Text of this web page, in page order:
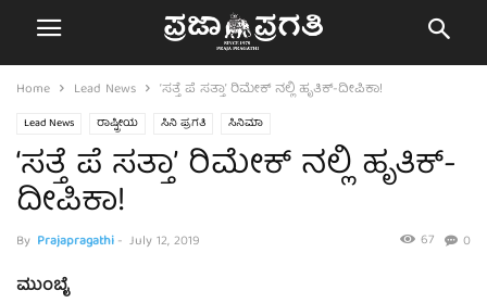
Home Lead News ‘ಸತ್ತೆ ಪೆ ಸತ್ತಾ’ ರಿಮೇಕ್ ನಲ್ಲಿ ಹೃತಿಕ್-ದೀಪಿಕಾ!
Lead News ರಾಷ್ಟ್ರೀಯ ಸಿನಿ ಪ್ರಗತಿ ಸಿನಿಮಾ
‘ಸತ್ತೆ ಪೆ ಸತ್ತಾ’ ರಿಮೇಕ್ ನಲ್ಲಿ ಹೃತಿಕ್-
ದೀಪಿಕಾ!
By Prajapragathi- July 12, 2019 0
67
ಮುಂಬೈ